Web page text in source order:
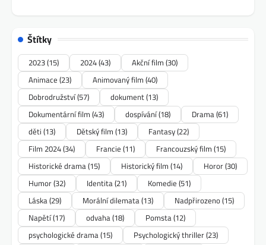
Štítky
2023(15) 2024(43) Akční film (30)
Animace (23) Animovaný film (40)
Dobrodružství(57) dokument(13)
Dokumentární film (43) dospívání(18) Drama(61)
děti (13) Dětský film (13) Fantasy(22)
Film 2024(34) Francie (11) Francouzský film (15)
Historické drama(15) Historický film (14) Horor(30)
Humor(32) Identita(21) Komedie (51)
Láska(29) Morální dilemata(13) Nadpřirozeno(15)
Napětí(17) odvaha(18) Pomsta(12)
psychologické drama(15) Psychologický thriller(23)